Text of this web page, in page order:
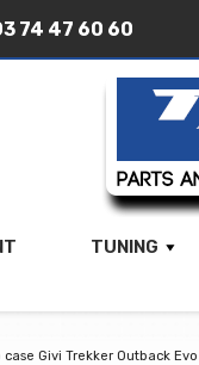
74 47 60 60
TUNING
case Givi Trekker Outback